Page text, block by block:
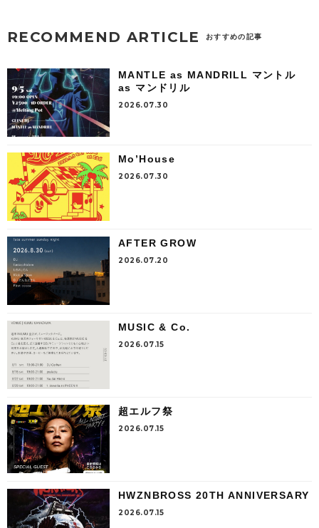
RECOMMEND ARTICLE おすすめの記事
MANTLE as MANDRILL マントル
as マンドリル
2026.07.30
Mo’House
2026.07.30
AFTER GROW
2026.07.20
MUSIC & Co.
2026.07.15
超エルフ祭
2026.07.15
HWZNBROSS 20TH ANNIVERSARY
2026.07.15